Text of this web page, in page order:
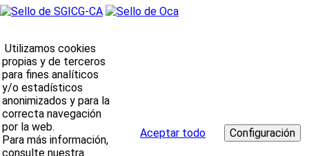
Utilizamos cookies
propias y de terceros
para fines analíticos
y/o estadísticos
anonimizados y para la
correcta navegación
por la web.
Para más información,
consulte nuestra
Aceptar todo